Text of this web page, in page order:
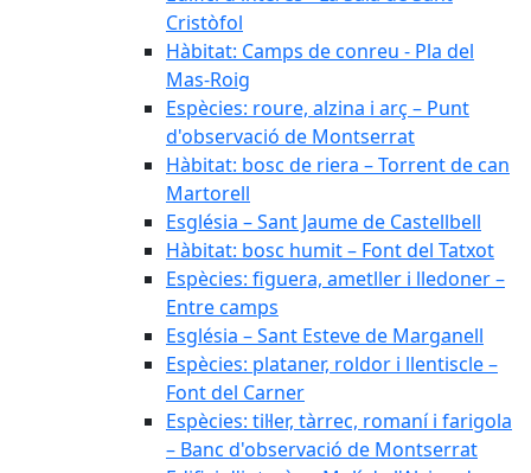
Cristòfol
Hàbitat: Camps de conreu - Pla del
Mas-Roig
Espècies: roure, alzina i arç – Punt
d'observació de Montserrat
Hàbitat: bosc de riera – Torrent de can
Martorell
Església – Sant Jaume de Castellbell
Hàbitat: bosc humit – Font del Tatxot
Espècies: figuera, ametller i lledoner –
Entre camps
Església – Sant Esteve de Marganell
Espècies: plataner, roldor i llentiscle –
Font del Carner
Espècies: til·ler, tàrrec, romaní i farigola
– Banc d'observació de Montserrat